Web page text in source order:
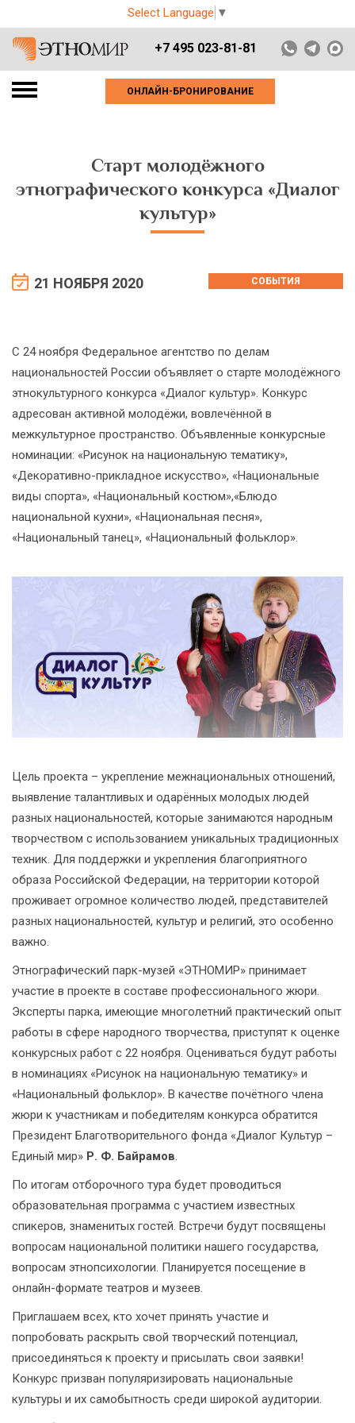
Select Language ▼
+7 495 023-81-81
ОНЛАЙН-БРОНИРОВАНИЕ
Старт молодёжного
этнографического конкурса «Диалог
культур»
21 НОЯБРЯ 2020 СОБЫТИЯ
С 24 ноября Федеральное агентство по делам
национальностей России объявляет о старте молодёжного
этнокультурного конкурса «Диалог культур». Конкурс
адресован активной молодёжи, вовлечённой в
межкультурное пространство. Объявленные конкурсные
номинации: «Рисунок на национальную тематику»,
«Декоративно-прикладное искусство», «Национальные
виды спорта», «Национальный костюм»,«Блюдо
национальной кухни», «Национальная песня»,
«Национальный танец», «Национальный фольклор».
Цель проекта – укрепление межнациональных отношений,
выявление талантливых и одарённых молодых людей
разных национальностей, которые занимаются народным
творчеством с использованием уникальных традиционных
техник. Для поддержки и укрепления благоприятного
образа Российской Федерации, на территории которой
проживает огромное количество людей, представителей
разных национальностей, культур и религий, это особенно
важно.
Этнографический парк-музей «ЭТНОМИР» принимает
участие в проекте в составе профессионального жюри.
Эксперты парка, имеющие многолетний практический опыт
работы в сфере народного творчества, приступят к оценке
конкурсных работ с 22 ноября. Оцениваться будут работы
в номинациях «Рисунок на национальную тематику» и
«Национальный фольклор». В качестве почётного члена
жюри к участникам и победителям конкурса обратится
Президент Благотворительного фонда «Диалог Культур –
Единый мир» Р. Ф. Байрамов.
По итогам отборочного тура будет проводиться
образовательная программа с участием известных
спикеров, знаменитых гостей. Встречи будут посвящены
вопросам национальной политики нашего государства,
вопросам этнопсихологии. Планируется посещение в
онлайн-формате театров и музеев.
Приглашаем всех, кто хочет принять участие и
попробовать раскрыть свой творческий потенциал,
присоединяться к проекту и присылать свои заявки!
Конкурс призван популяризировать национальные
культуры и их самобытность среди широкой аудитории.